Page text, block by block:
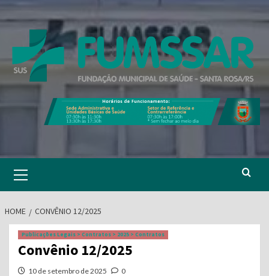
to
Menu
HOME CONVÊNIO 12/2025
Publicações Legais > Contratos > 2025 > Contratos
Convênio 12/2025
10 de setembro de 2025 0